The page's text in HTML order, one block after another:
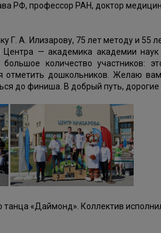
РФ, профессор РАН, доктор
А. Илизарову, 75 лет методу и 55
— академика академии наук
количество участников:
отметить дошкольников. Желаю
до финиша. В добрый путь, дорогие
«Даймонд». Коллектив